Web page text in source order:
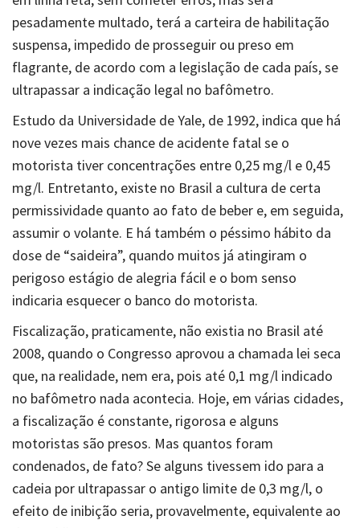
pesadamente multado, terá a carteira de habilitação
suspensa, impedido de prosseguir ou preso em
flagrante, de acordo com a legislação de cada país, se
ultrapassar a indicação legal no bafômetro.
Estudo da Universidade de Yale, de 1992, indica que há
nove vezes mais chance de acidente fatal se o
motorista tiver concentrações entre 0,25 mg/l e 0,45
mg/l. Entretanto, existe no Brasil a cultura de certa
permissividade quanto ao fato de beber e, em seguida,
assumir o volante. E há também o péssimo hábito da
dose de “saideira”, quando muitos já atingiram o
perigoso estágio de alegria fácil e o bom senso
indicaria esquecer o banco do motorista.
Fiscalização, praticamente, não existia no Brasil até
2008, quando o Congresso aprovou a chamada lei seca
que, na realidade, nem era, pois até 0,1 mg/l indicado
no bafômetro nada acontecia. Hoje, em várias cidades,
a fiscalização é constante, rigorosa e alguns
motoristas são presos. Mas quantos foram
condenados, de fato? Se alguns tivessem ido para a
cadeia por ultrapassar o antigo limite de 0,3 mg/l, o
efeito de inibição seria, provavelmente, equivalente ao